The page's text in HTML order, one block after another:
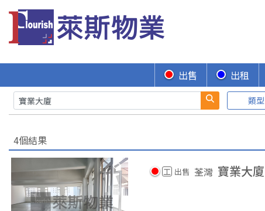
出售 出租
類型
4個結果
工 出售 荃灣 寶業大廈